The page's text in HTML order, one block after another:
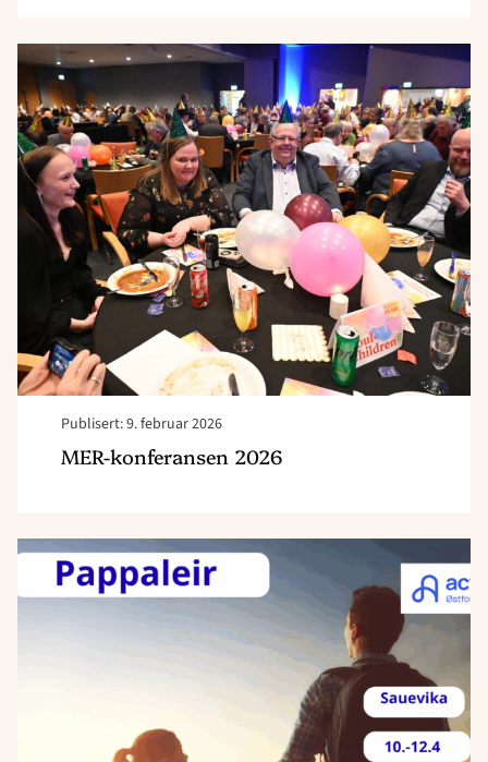
Publisert: 9. februar 2026
MER-konferansen 2026
Read
article
"Mye
på
MER"
Read
"Tid